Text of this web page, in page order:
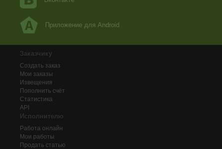
Приложение для Android
Заказчику
Создать заказ
Мои заказы
Извещения
Пополнить счёт
Статистика
API
Исполнителю
Работа онлайн
Мои работы
Продать статью